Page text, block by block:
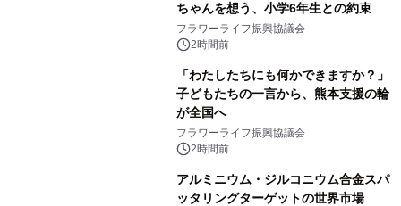
ちゃんを想う、小学6年生との約束
フラワーライフ振興協議会
2時間前
「わたしたちにも何かできますか？」
子どもたちの一言から、熊本支援の輪
が全国へ
フラワーライフ振興協議会
2時間前
アルミニウム・ジルコニウム合金スパ
ッタリングターゲットの世界市場